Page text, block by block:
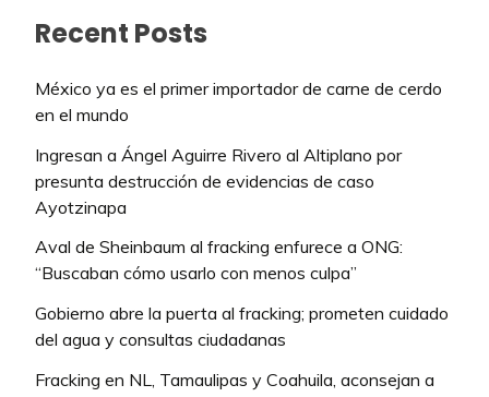
Recent Posts
México ya es el primer importador de carne de cerdo
en el mundo
Ingresan a Ángel Aguirre Rivero al Altiplano por
presunta destrucción de evidencias de caso
Ayotzinapa
Aval de Sheinbaum al fracking enfurece a ONG:
“Buscaban cómo usarlo con menos culpa”
Gobierno abre la puerta al fracking; prometen cuidado
del agua y consultas ciudadanas
Fracking en NL, Tamaulipas y Coahuila, aconsejan a